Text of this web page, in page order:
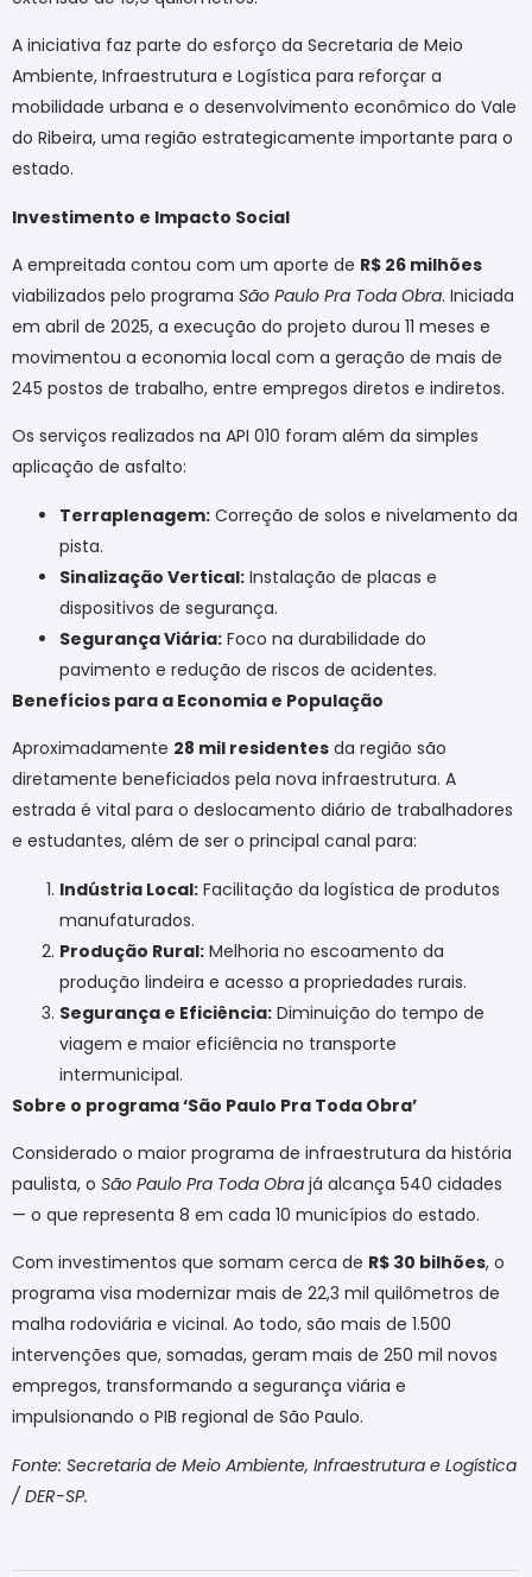
A iniciativa faz parte do esforço da Secretaria de Meio
Ambiente, Infraestrutura e Logística para reforçar a
mobilidade urbana e o desenvolvimento econômico do Vale
do Ribeira, uma região estrategicamente importante para o
estado.
Investimento e Impacto Social
A empreitada contou com um aporte de R$ 26 milhões
viabilizados pelo programa São Paulo Pra Toda Obra. Iniciada
em abril de 2025, a execução do projeto durou 11 meses e
movimentou a economia local com a geração de mais de
245 postos de trabalho, entre empregos diretos e indiretos.
Os serviços realizados na API 010 foram além da simples
aplicação de asfalto:
Terraplenagem: Correção de solos e nivelamento da
pista.
Sinalização Vertical: Instalação de placas e
dispositivos de segurança.
Segurança Viária: Foco na durabilidade do
pavimento e redução de riscos de acidentes.
Benefícios para a Economia e População
Aproximadamente 28 mil residentes da região são
diretamente beneficiados pela nova infraestrutura. A
estrada é vital para o deslocamento diário de trabalhadores
e estudantes, além de ser o principal canal para:
Indústria Local: Facilitação da logística de produtos
manufaturados.
Produção Rural: Melhoria no escoamento da
produção lindeira e acesso a propriedades rurais.
Segurança e Eficiência: Diminuição do tempo de
viagem e maior eficiência no transporte
intermunicipal.
Sobre o programa ‘São Paulo Pra Toda Obra’
Considerado o maior programa de infraestrutura da história
paulista, o São Paulo Pra Toda Obra já alcança 540 cidades
— o que representa 8 em cada 10 municípios do estado.
Com investimentos que somam cerca de R$ 30 bilhões, o
programa visa modernizar mais de 22,3 mil quilômetros de
malha rodoviária e vicinal. Ao todo, são mais de 1.500
intervenções que, somadas, geram mais de 250 mil novos
empregos, transformando a segurança viária e
impulsionando o PIB regional de São Paulo.
Fonte: Secretaria de Meio Ambiente, Infraestrutura e Logística
/ DER-SP.